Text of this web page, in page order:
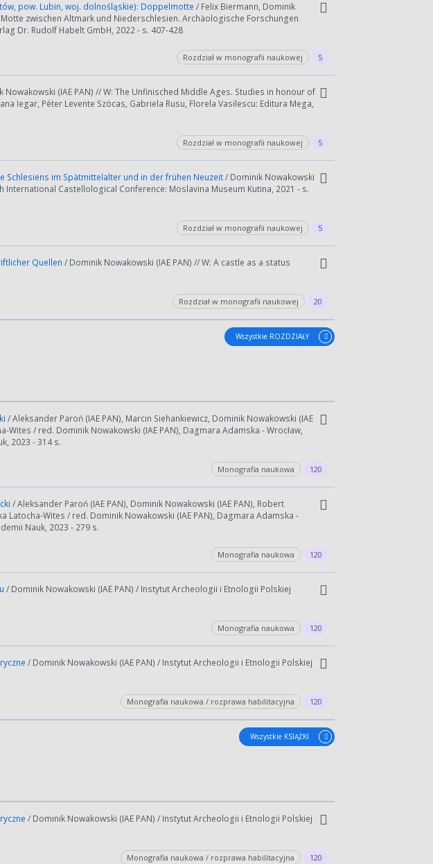
pliku może się wydłużyć.
dane np. zmniejszając zakres lat.
pow. Lubin, woj. dolnośląskie): Doppelmotte / Felix Biermann, Dominik
zwischen Altmark und Niederschlesien. Archäologische Forschungen
Dr. Rudolf Habelt GmbH, 2022 - s. 407-428
Rozdział w monografii naukowej 5
Nowakowski (IAE PAN) // W: The Unfinisched Middle Ages. Studies in honour of
Iegar, Péter Levente Szöcas, Gabriela Rusu, Florela Vasilescu: Editura Mega,
Rozdział w monografii naukowej 5
im Spätmittelalter und in der frühen Neuzeit/ Dominik Nowakowski
International Castellological Conference: Moslavina Museum Kutina, 2021 - s.
Rozdział w monografii naukowej 5
Quellen / Dominik Nowakowski (IAE PAN) // W: A castle as a status
Rozdział w monografii naukowej 20
Wszystkie ROZDZIAŁY
/ Aleksander Paroń (IAE PAN), Marcin Siehankiewicz, Dominik Nowakowski (IAE
/ red. Dominik Nowakowski (IAE PAN), Dagmara Adamska - Wrocław,
2023 - 314 s.
Monografia naukowa 120
/ Aleksander Paroń (IAE PAN), Dominik Nowakowski (IAE PAN), Robert
Latocha-Wites / red. Dominik Nowakowski (IAE PAN), Dagmara Adamska -
Nauk, 2023 - 279 s.
Monografia naukowa 120
/ Dominik Nowakowski (IAE PAN) / Instytut Archeologii i Etnologii Polskiej
Monografia naukowa 120
/ Dominik Nowakowski (IAE PAN) / Instytut Archeologii i Etnologii Polskiej
Monografia naukowa / rozprawa habilitacyjna 120
Wszystkie KSIĄŻKI
/ Dominik Nowakowski (IAE PAN) / Instytut Archeologii i Etnologii Polskiej
Monografia naukowa / rozprawa habilitacyjna 120